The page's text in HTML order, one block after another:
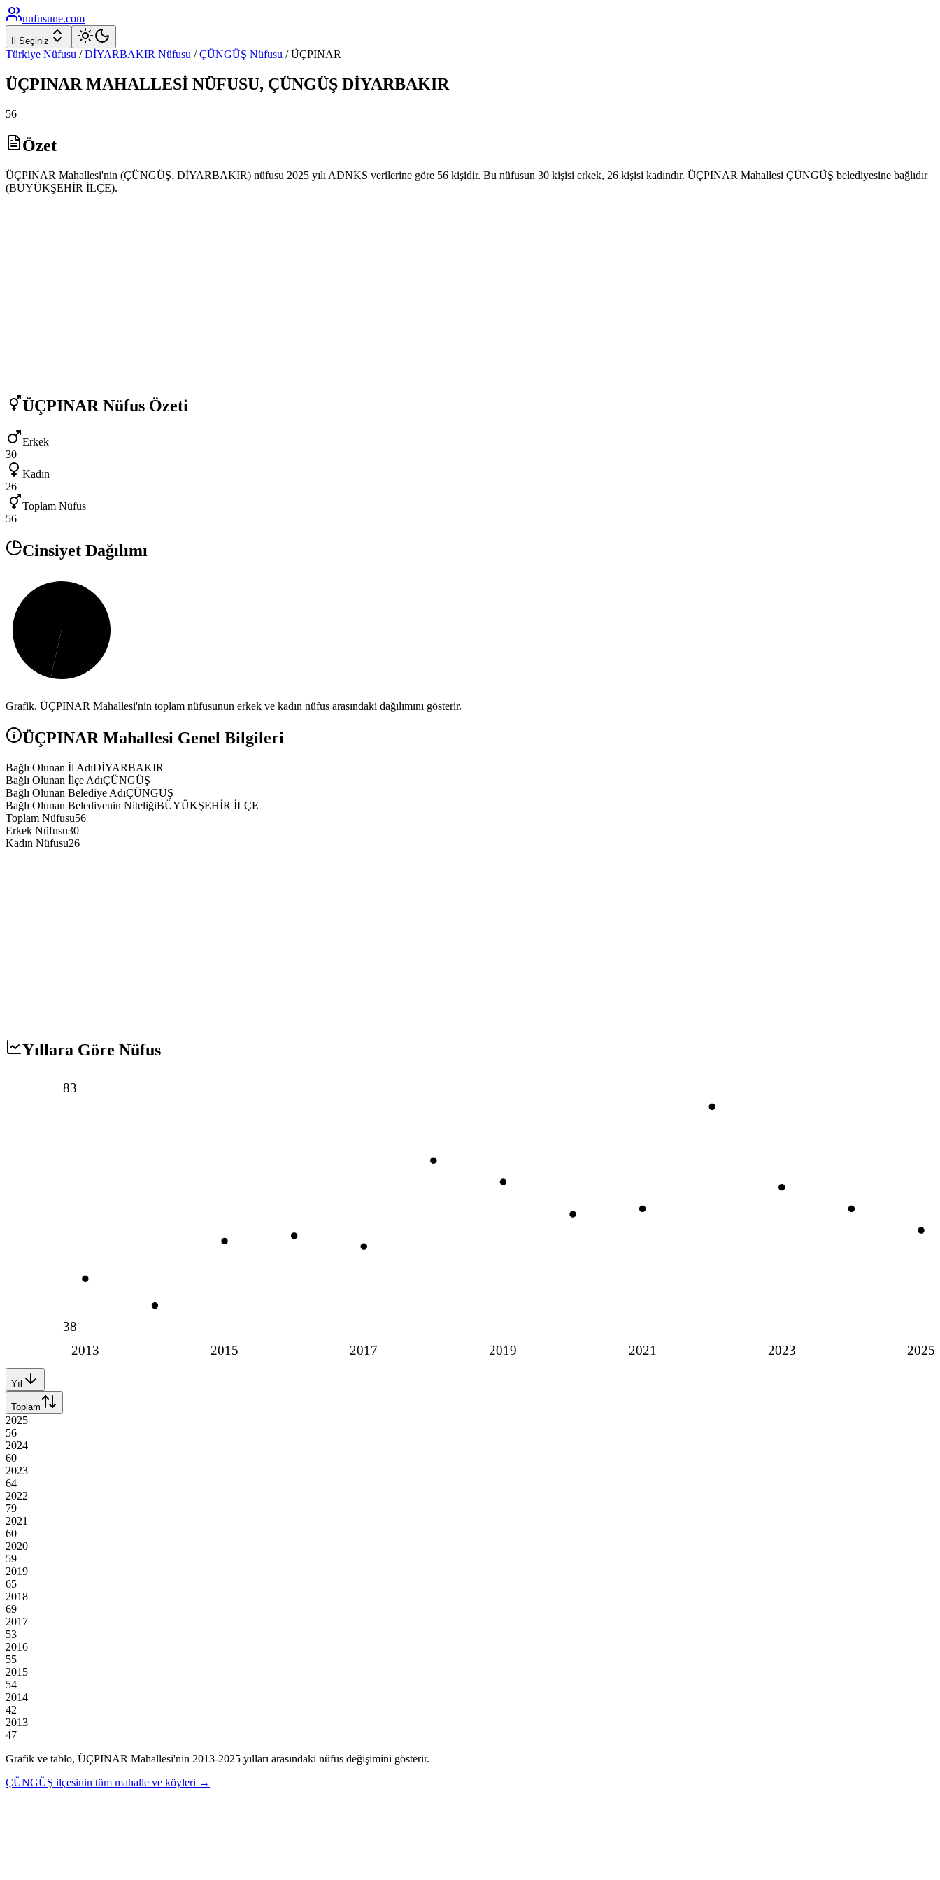
nufusune.com
İl Seçiniz
Türkiye Nüfusu / DİYARBAKIR Nüfusu / ÇÜNGÜŞ Nüfusu /ÜÇPINAR
ÜÇPINAR MAHALLESİ NÜFUSU, ÇÜNGÜŞ DİYARBAKIR
56
Özet
ÜÇPINAR Mahallesi'nin (ÇÜNGÜŞ, DİYARBAKIR) nüfusu 2025 yılı ADNKS verilerine göre 56 kişidir. Bu nüfusun 30 kişisi erkek, 26 kişisi kadındır. ÜÇPINAR Mahallesi ÇÜNGÜŞ belediyesine bağlıdır
(BÜYÜKŞEHİR İLÇE).
ÜÇPINAR Nüfus Özeti
Erkek
30
Kadın
26
Toplam Nüfus
56
Cinsiyet Dağılımı
Grafik, ÜÇPINAR Mahallesi'nin toplam nüfusunun erkek ve kadın nüfus arasındaki dağılımını gösterir.
ÜÇPINAR Mahallesi Genel Bilgileri
Bağlı Olunan İl AdıDİYARBAKIR
Bağlı Olunan İlçe AdıÇÜNGÜŞ
Bağlı Olunan Belediye AdıÇÜNGÜŞ
Bağlı Olunan Belediyenin NiteliğiBÜYÜKŞEHİR İLÇE
Toplam Nüfusu56
Erkek Nüfusu30
Kadın Nüfusu26
Yıllara Göre Nüfus
2013 2015 2017 2019 2021 2023 2025
83
38
Yıl
Toplam
2025
56
2024
60
2023
64
2022
79
2021
60
2020
59
2019
65
2018
69
2017
53
2016
55
2015
54
2014
42
2013
47
Grafik ve tablo, ÜÇPINAR Mahallesi'nin 2013-2025 yılları arasındaki nüfus değişimini gösterir.
ÇÜNGÜŞ ilçesinin tüm mahalle ve köyleri →